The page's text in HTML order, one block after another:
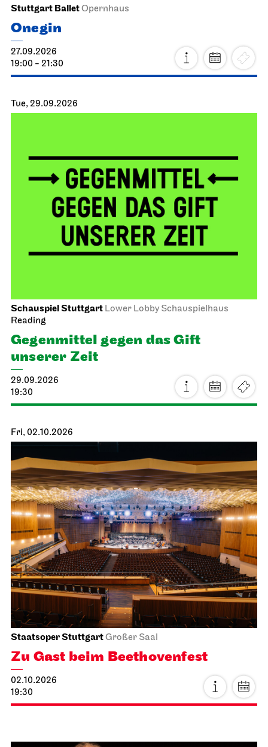
Stuttgart BalletOpernhaus
Onegin
27.09.2026
19:00 - 21:30
Tue, 29.09.2026
Schauspiel Stuttgart Lower Lobby Schauspielhaus
Reading
Gegenmittel gegen das Gift
unserer Zeit
29.09.2026
19:30
Fri, 02.10.2026
Staatsoper StuttgartGroßer Saal
Zu Gast beim Beethovenfest
02.10.2026
19:30